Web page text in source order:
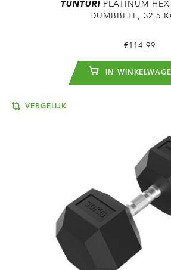
TUNTURIPLATINUM HEX
DUMBBELL, 32,5
€114,99
IN
VERGELIJK